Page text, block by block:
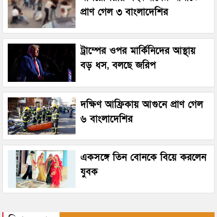
প্রাণ গেল ৩ বাংলাদেশির
ট্রাম্পের ওপর মার্কিনিদের আস্থায়
বড় ধস, বলছে জরিপ
দক্ষিণ আফ্রিকায় আগুনে প্রাণ গেল
৬ বাংলাদেশির
একসঙ্গে তিন বোনকে বিয়ে করলেন
যুবক